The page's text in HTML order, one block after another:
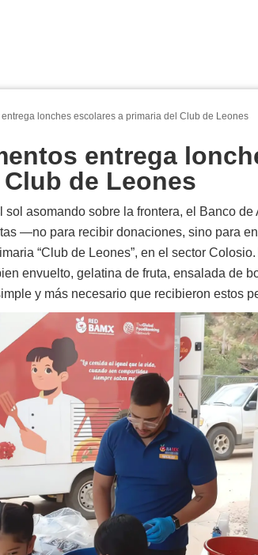
lonches escolares a primaria del Club de Leones
entrega
de Leones
asomando sobre la frontera, el Banco
—no para recibir donaciones, sino para
“Club de Leones”, en el sector
envuelto, gelatina de fruta, ensalada de
y más necesario que recibieron estos